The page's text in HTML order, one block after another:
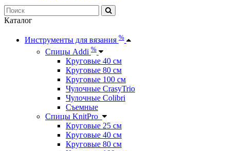
Каталог
Инструменты для вязания %
Спицы Addi %
Круговые 40 см
Круговые 80 см
Круговые 100 см
Чулочные CrasyTrio
Чулочные Colibri
Съемные
Спицы KnitPro
Круговые 25 см
Круговые 40 см
Круговые 80 см